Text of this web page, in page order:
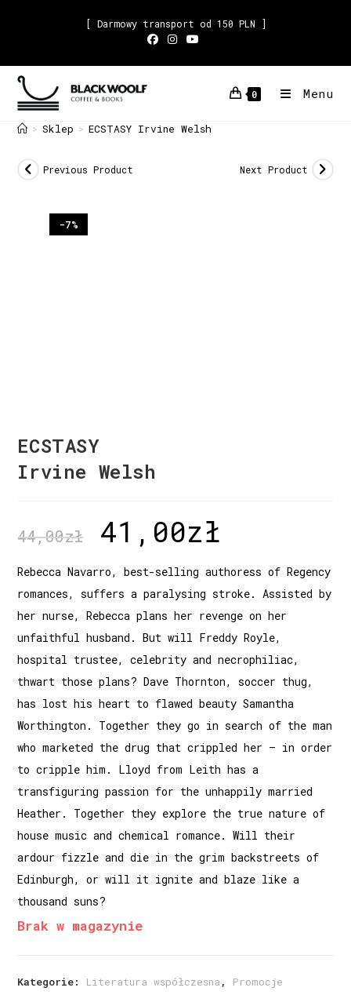
[ Darmowy transport od 150 PLN ]
0 Menu
> Sklep > ECSTASY Irvine Welsh
-7%
Previous Product Next Product
ECSTASY
Irvine Welsh
44,00zł 41,00zł
Rebecca Navarro, best-selling authoress of Regency
romances, suffers a paralysing stroke. Assisted by
her nurse, Rebecca plans her revenge on her
unfaithful husband. But will Freddy Royle,
hospital trustee, celebrity and necrophiliac,
thwart those plans? Dave Thornton, soccer thug,
has lost his heart to flawed beauty Samantha
Worthington. Together they go in search of the man
who marketed the drug that crippled her – in order
to cripple him. Lloyd from Leith has a
transfiguring passion for the unhappily married
Heather. Together they explore the true nature of
house music and chemical romance. Will their
ardour fizzle and die in the grim backstreets of
Edinburgh, or will it ignite and blaze like a
thousand suns?
Brak w magazynie
Kategorie: Literatura współczesna , Promocje